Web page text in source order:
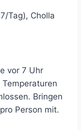
Tag), Cholla
vor 7 Uhr
Bringen
Person mit.